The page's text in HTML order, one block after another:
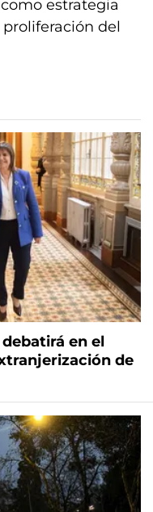
estrategia
del
en el
de